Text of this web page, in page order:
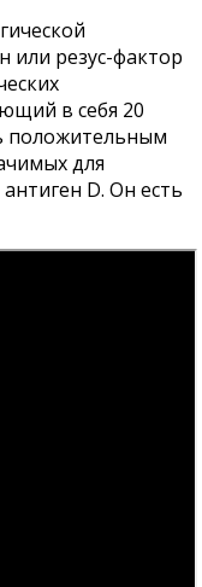
или резус-фактор
в себя 20
положительным
для
D. Он есть